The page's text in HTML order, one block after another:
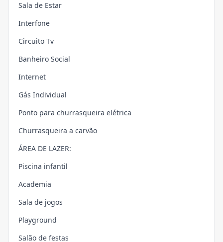
Sala de Estar
Interfone
Circuito Tv
Banheiro Social
Internet
Gás Individual
Ponto para churrasqueira elétrica
Churrasqueira a carvão
ÁREA DE LAZER:
Piscina infantil
Academia
Sala de jogos
Playground
Salão de festas